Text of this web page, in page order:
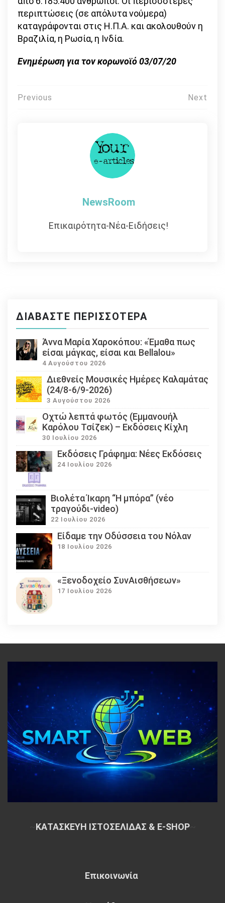
περιπτώσεις (σε απόλυτα νούμερα)
καταγράφονται στις Η.Π.Α. και ακολουθούν η
Βραζιλία, η Ρωσία, η Ινδία.
Ενημέρωση για τον κορωνοϊό 03/07/20
Πλοήγηση
Previous Next
NewsRoom
Επικαιρότητα-Νέα-Ειδήσεις!
ΔΙΑΒΆΣΤΕ ΠΕΡΙΣΣΌΤΕΡΑ
Άννα Μαρία Χαροκόπου: «Έμαθα πως
είσαι μάγκας, είσαι και Bellalou»
4 Αυγούστου 2026
Διεθνείς Μουσικές Ημέρες Καλαμάτας
(24/8-6/9-2026)
3 Αυγούστου 2026
Οχτώ λεπτά φωτός (Εμμανουήλ
Καρόλου Τσίζεκ) – Εκδόσεις Κίχλη
30 Ιουλίου 2026
Εκδόσεις Γράφημα: Νέες Εκδόσεις
24 Ιουλίου 2026
Βιολέτα Ίκαρη “Η μπόρα” (νέο
τραγούδι-video)
22 Ιουλίου 2026
Eίδαμε την Οδύσσεια του Νόλαν
18 Ιουλίου 2026
«Ξενοδοχείο ΣυνΑισθήσεων»
17 Ιουλίου 2026
ΚΑΤΑΣΚΕΥΗ ΙΣΤΟΣΕΛΙΔΑΣ & E-SHOP~
Επικοινωνία